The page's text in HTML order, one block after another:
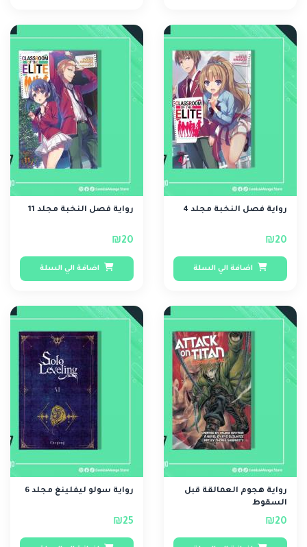
رواية فصل النخبة مجلد 4
₪20
اضافة الي السلة
رواية فصل النخبة مجلد 11
₪20
اضافة الي السلة
رواية هجوم العمالقة قبل
السقوط
₪20
رواية سولو ليفلينغ مجلد 6
₪25